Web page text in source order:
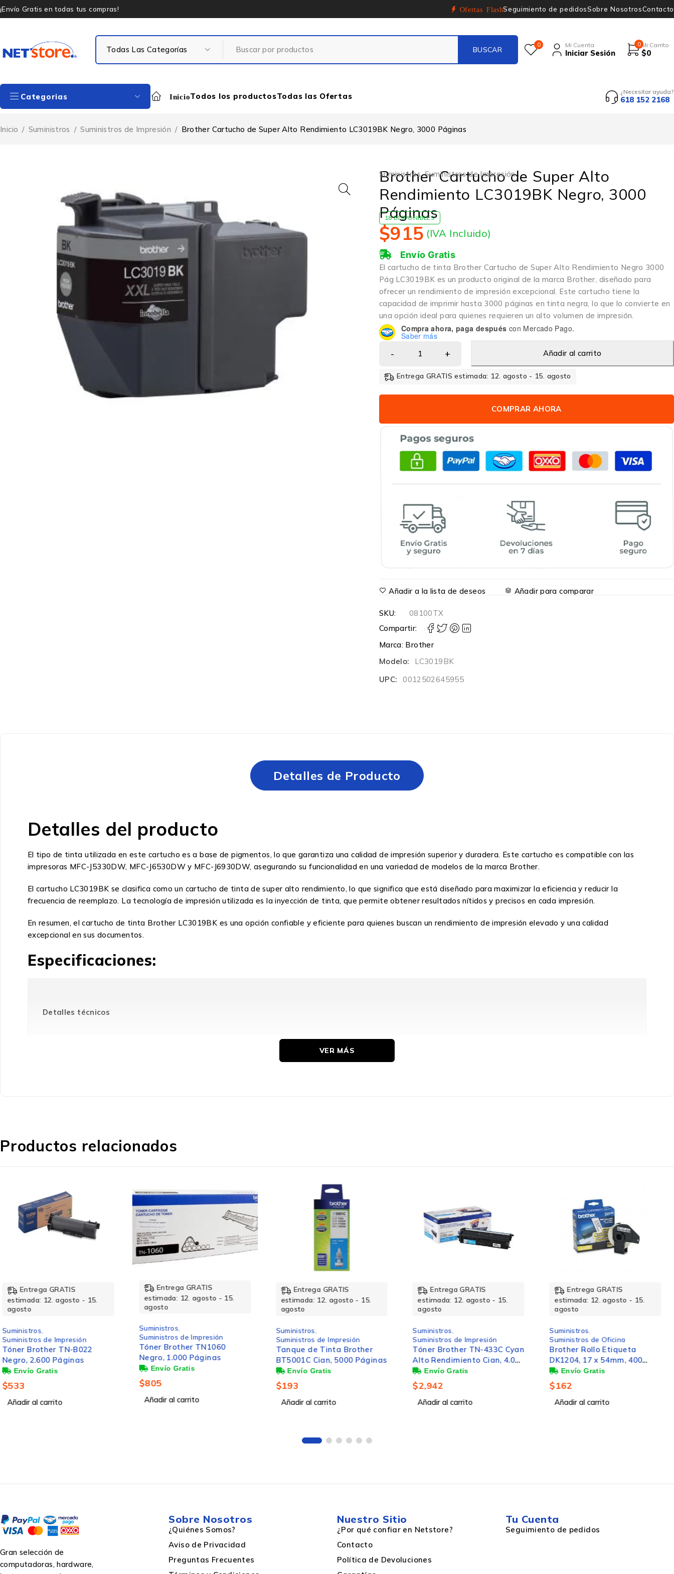
¡Envío Gratis en todas tus compras! Ofertas FlashSeguimiento de pedidosSobre NosotrosContacto
0 Mi Cuenta
Iniciar Sesión
0 Mi Carrito
$0
Categorias InicioTodos los productosTodas las Ofertas ¿Necesitar ayuda?
618 152 2168
Inicio / Suministros / Suministros de Impresión / Brother Cartucho de Super Alto Rendimiento LC3019BK Negro, 3000 Páginas
Suministros,Suministros de Impresión
Brother Cartucho de Super Alto
Rendimiento LC3019BK Negro, 3000
Páginas
18 DISPONIBLES
$915 (IVA Incluido)
Envío Gratis
El cartucho de tinta Brother Cartucho de Super Alto Rendimiento Negro 3000
Pág LC3019BK es un producto original de la marca Brother, diseñado para
ofrecer un rendimiento de impresión excepcional. Este cartucho tiene la
capacidad de imprimir hasta 3000 páginas en tinta negra, lo que lo convierte en
una opción ideal para quienes requieren un alto volumen de impresión.
Compra ahora, paga después con Mercado Pago.
Saber más
Añadir al carrito
Entrega GRATIS estimada: 12. agosto - 15. agosto
COMPRAR AHORA
Añadir a la lista de deseos Añadir para comparar
SKU:
08100TX
Compartir:
Marca: Brother
Modelo:
LC3019BK
UPC:
0012502645955
Detalles de Producto
Detalles del producto
El tipo de tinta utilizada en este cartucho es a base de pigmentos, lo que garantiza una calidad de impresión superior y duradera. Este cartucho es compatible con las
impresoras MFC-J5330DW, MFC-J6530DW y MFC-J6930DW, asegurando su funcionalidad en una variedad de modelos de la marca Brother.
El cartucho LC3019BK se clasifica como un cartucho de tinta de super alto rendimiento, lo que significa que está diseñado para maximizar la eficiencia y reducir la
frecuencia de reemplazo. La tecnología de impresión utilizada es la inyección de tinta, que permite obtener resultados nítidos y precisos en cada impresión.
En resumen, el cartucho de tinta Brother LC3019BK es una opción confiable y eficiente para quienes buscan un rendimiento de impresión elevado y una calidad
excepcional en sus documentos.
Especificaciones:
Detalles técnicos
Tecnología de impresión
Características
MFC-J5330DW, MFC-J6530DW, MFC-J6930DW
Rendimiento de impresión 3.000 Páginas
Tipo de cartucho de tinta Súper alto
VER MÁS
Productos relacionados
Entrega GRATIS
estimada: 12. agosto - 15.
agosto
Suministros
Suministros de Impresión
Tóner Brother TN1060
Negro, 1.000 Páginas
$805
Añadir al carrito
Entrega GRATIS
estimada: 12. agosto - 15.
agosto
Suministros
Suministros de Impresión
Tanque de Tinta Brother
BT5001C Cian, 5000 Páginas
$193
Añadir al carrito
Entrega GRATIS
estimada: 12. agosto - 15.
agosto
Suministros
Suministros de Impresión
Tóner Brother TN-433C Cyan
Alto Rendimiento Cian, 4.000
Páginas
$2,942
Añadir al carrito
Entrega GRATIS
estimada: 12. agosto - 15.
agosto
Suministros
Suministros de Oficina
Brother Rollo Etiqueta
DK1204, 17 x 54mm, 400
Etiquetas, para Brother QL-
500/QL-550
$162
Añadir al carrito
Entrega GRATIS
estimada: 12. agosto - 15.
agosto
Suministros
Suministros de Oficina
Brother Etiquetas de Papel
Continuo DK2212 Negro
sobre Blanco, 62mm x 15.2m
$729
Añadir al carrito
Gran selección de
computadoras, hardware,
Sobre Nosotros
¿Quiénes Somos?
Aviso de Privacidad
Preguntas Frecuentes
Nuestro Sitio
¿Por qué confiar en Netstore?
Contacto
Política de Devoluciones
Tu Cuenta
Seguimiento de pedidos